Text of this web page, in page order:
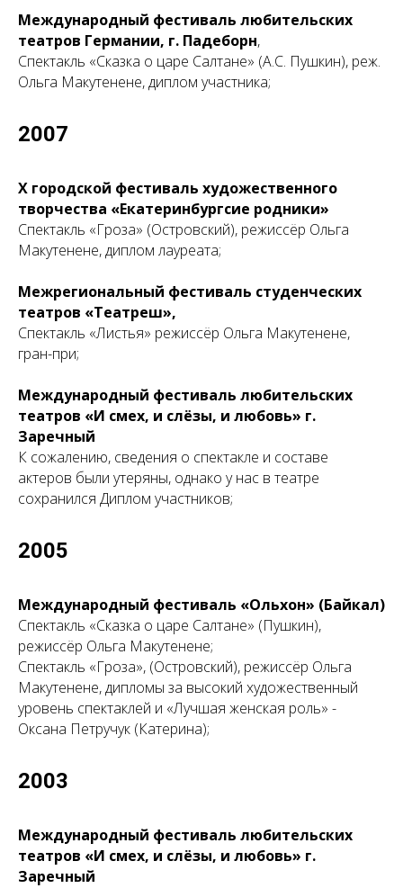
Международный фестиваль любительских
театров Германии, г. Падеборн,
Спектакль «Сказка о царе Салтане» (А.С. Пушкин), реж.
Ольга Макутенене, диплом участника;
2007
Х городской фестиваль художественного
творчества «Екатеринбургсие родники»
Спектакль «Гроза» (Островский), режиссёр Ольга
Макутенене, диплом лауреата;
Межрегиональный фестиваль студенческих
театров «Театреш»,
Спектакль «Листья» режиссёр Ольга Макутенене,
гран-при;
Международный фестиваль любительских
театров «И смех, и слёзы, и любовь» г.
Заречный
К сожалению, сведения о спектакле и составе
актеров были утеряны, однако у нас в театре
сохранился Диплом участников;
2005
Международный фестиваль «Ольхон» (Байкал)
Спектакль «Сказка о царе Салтане» (Пушкин),
режиссёр Ольга Макутенене;
Спектакль «Гроза», (Островский), режиссёр Ольга
Макутенене, дипломы за высокий художественный
уровень спектаклей и «Лучшая женская роль» -
Оксана Петручук (Катерина);
2003
Международный фестиваль любительских
театров «И смех, и слёзы, и любовь» г.
Заречный